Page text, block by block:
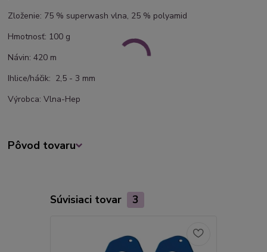
Zloženie: 75 % superwash vlna, 25 % polyamid
Hmotnosť: 100 g
Návin: 420 m
Ihlice/háčik: 2,5 - 3 mm
Výrobca: Vlna-Hep
Pôvod tovaru
Súvisiaci tovar 3